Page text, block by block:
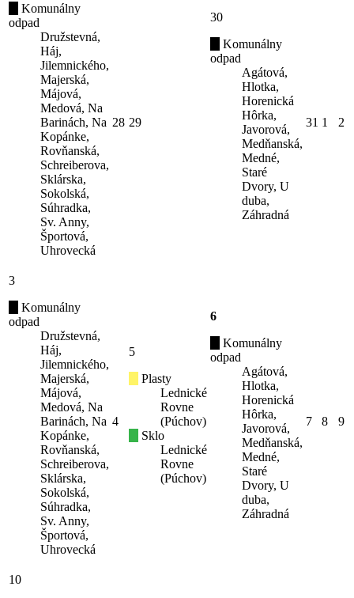
Komunálny
odpad
Družstevná,
Háj,
Jilemnického,
Majerská,
Májová,
Medová, Na
Barinách, Na
Kopánke,
Rovňanská,
Schreiberova,
Sklárska,
Sokolská,
Súhradka,
Sv. Anny,
Športová,
Uhrovecká
28 29
30
Komunálny
odpad
Agátová,
Hlotka,
Horenická
Hôrka,
Javorová,
Medňanská,
Medné,
Staré
Dvory, U
duba,
Záhradná
31 1 2
3
Komunálny
odpad
Družstevná,
Háj,
Jilemnického,
Majerská,
Májová,
Medová, Na
Barinách, Na
Kopánke,
Rovňanská,
Schreiberova,
Sklárska,
Sokolská,
Súhradka,
Sv. Anny,
Športová,
Uhrovecká
4
5
Plasty
Lednické
Rovne
(Púchov)
Sklo
Lednické
Rovne
(Púchov)
6
Komunálny
odpad
Agátová,
Hlotka,
Horenická
Hôrka,
Javorová,
Medňanská,
Medné,
Staré
Dvory, U
duba,
Záhradná
7 8 9
10